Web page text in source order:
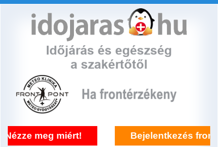
meg miért! Bejelentkezés